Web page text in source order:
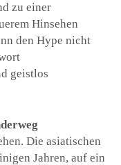
zu einer
Hinsehen
den Hype nicht
geistlos
Die asiatischen
Jahren, auf ein